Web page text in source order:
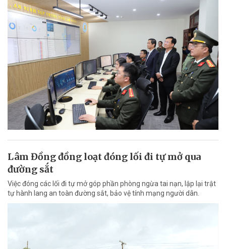
Lâm Đồng đồng loạt đóng lối đi tự mở qua
đường sắt
Việc đóng các lối đi tự mở góp phần phòng ngừa tai nạn, lập lại trật
tự hành lang an toàn đường sắt, bảo vệ tính mạng người dân.